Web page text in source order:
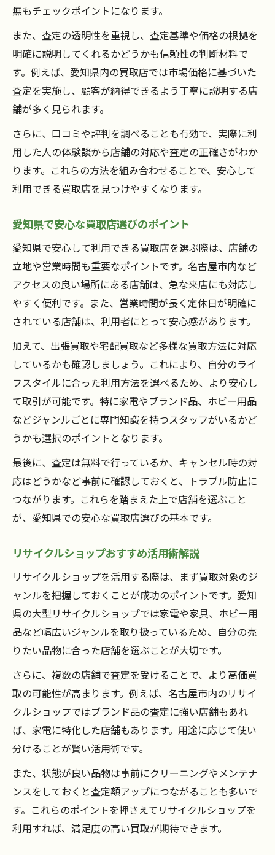
大型リサイクルショップの賢い使い方
安心して任せられる買取店活用のコツ
家電や家具を安心して売却する手順
ホビー買取で失敗しないための注意点
買取店利用を後悔しないための基礎知識
買取店利用で後悔しないための事前知識
リサイクルショップ選びで押さえたい基礎
買取店の契約内容を必ず確認する理由
無料査定や返金対応の確認ポイント
家電やホビーの現金化で失敗しない方法
家電やホビー買取店で後悔しない手順
現金化前に知るべき買取店の選び方
高価買取を狙うなら査定の比較が重要
リサイクルショップで現金化する際の注意
点
無もチェックポイントになります。
また、査定の透明性を重視し、査定基準や価格の根拠を
明確に説明してくれるかどうかも信頼性の判断材料で
す。例えば、愛知県内の買取店では市場価格に基づいた
査定を実施し、顧客が納得できるよう丁寧に説明する店
舗が多く見られます。
さらに、口コミや評判を調べることも有効で、実際に利
用した人の体験談から店舗の対応や査定の正確さがわか
ります。これらの方法を組み合わせることで、安心して
利用できる買取店を見つけやすくなります。
愛知県で安心な買取店選びのポイント
愛知県で安心して利用できる買取店を選ぶ際は、店舗の
立地や営業時間も重要なポイントです。名古屋市内など
アクセスの良い場所にある店舗は、急な来店にも対応し
やすく便利です。また、営業時間が長く定休日が明確に
されている店舗は、利用者にとって安心感があります。
加えて、出張買取や宅配買取など多様な買取方法に対応
しているかも確認しましょう。これにより、自分のライ
フスタイルに合った利用方法を選べるため、より安心し
て取引が可能です。特に家電やブランド品、ホビー用品
などジャンルごとに専門知識を持つスタッフがいるかど
うかも選択のポイントとなります。
最後に、査定は無料で行っているか、キャンセル時の対
応はどうかなど事前に確認しておくと、トラブル防止に
つながります。これらを踏まえた上で店舗を選ぶこと
が、愛知県での安心な買取店選びの基本です。
リサイクルショップおすすめ活用術解説
リサイクルショップを活用する際は、まず買取対象のジ
ャンルを把握しておくことが成功のポイントです。愛知
県の大型リサイクルショップでは家電や家具、ホビー用
品など幅広いジャンルを取り扱っているため、自分の売
りたい品物に合った店舗を選ぶことが大切です。
さらに、複数の店舗で査定を受けることで、より高価買
取の可能性が高まります。例えば、名古屋市内のリサイ
クルショップではブランド品の査定に強い店舗もあれ
ば、家電に特化した店舗もあります。用途に応じて使い
分けることが賢い活用術です。
また、状態が良い品物は事前にクリーニングやメンテナ
ンスをしておくと査定額アップにつながることも多いで
す。これらのポイントを押さえてリサイクルショップを
利用すれば、満足度の高い買取が期待できます。